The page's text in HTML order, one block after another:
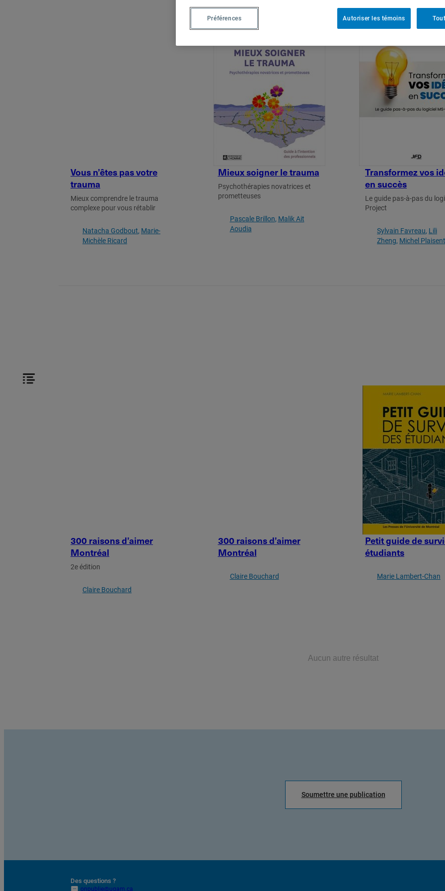
Vous n’êtes pas votre
trauma
Mieux comprendre le trauma
complexe pour vous rétablir
Natacha Godbout Marie-
Michèle Ricard
Mieux soigner le trauma
Psychothérapies novatrices et
prometteuses
Pascale Brillon Malik Ait
Aoudia
Transformez vos
en succès
Le guide pas-à-pas du
Project
Sylvain Favreau Lili
Zheng Michel Plaisent
300 raisons d’aimer
Montréal
2e édition
Claire Bouchard
300 raisons d’aimer
Montréal
Claire Bouchard
Petit guide de
étudiants
Marie Lambert-Chan
Aucun autre résultat
Soumettre une publication
Des questions ?
onpublie@uqam.ca
Autoriser les témoins
Préférences